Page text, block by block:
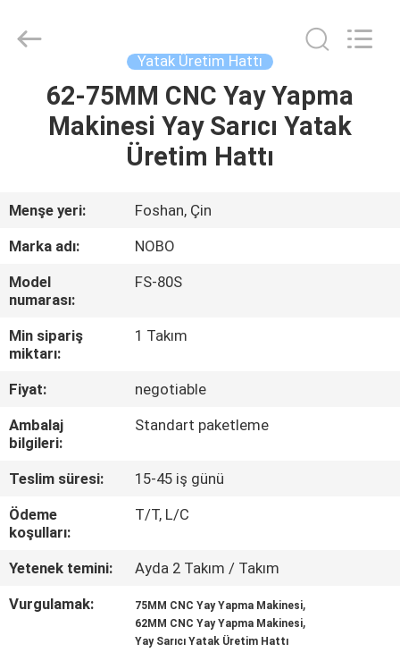
ANA
SAYFA
HAKKIMIZDA
FABRIKA
TURU
KALITE
KONTROL
BIZE
ULAŞIN
HABERLER
TÜM
Yatak Üretim Hattı
62-75MM CNC Yay Yapma
Makinesi Yay Sarıcı Yatak
Üretim Hattı
Menşe yeri:
Foshan, Çin
Marka adı:
NOBO
Model
numarası:
FS-80S
Min sipariş
miktarı:
1 Takım
Fiyat:
negotiable
Ambalaj
bilgileri:
Standart paketleme
Teslim süresi:
15-45 iş günü
Ödeme
koşulları:
T/T, L/C
Yetenek temini:
Ayda 2 Takım / Takım
Vurgulamak:
75MM CNC Yay Yapma Makinesi,
62MM CNC Yay Yapma Makinesi,
Yay Sarıcı Yatak Üretim Hattı